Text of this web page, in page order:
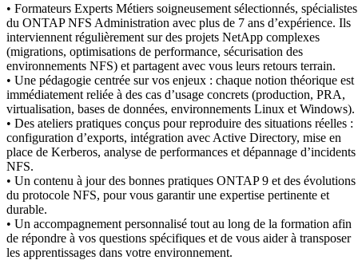
• Formateurs Experts Métiers soigneusement sélectionnés, spécialistes
du ONTAP NFS Administration avec plus de 7 ans d’expérience. Ils
interviennent régulièrement sur des projets NetApp complexes
(migrations, optimisations de performance, sécurisation des
environnements NFS) et partagent avec vous leurs retours terrain.
• Une pédagogie centrée sur vos enjeux : chaque notion théorique est
immédiatement reliée à des cas d’usage concrets (production, PRA,
virtualisation, bases de données, environnements Linux et Windows).
• Des ateliers pratiques conçus pour reproduire des situations réelles :
configuration d’exports, intégration avec Active Directory, mise en
place de Kerberos, analyse de performances et dépannage d’incidents
NFS.
• Un contenu à jour des bonnes pratiques ONTAP 9 et des évolutions
du protocole NFS, pour vous garantir une expertise pertinente et
durable.
• Un accompagnement personnalisé tout au long de la formation afin
de répondre à vos questions spécifiques et de vous aider à transposer
les apprentissages dans votre environnement.